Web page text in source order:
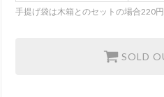
結び
手提げ袋は木箱とのセットの場合220円
SOLD